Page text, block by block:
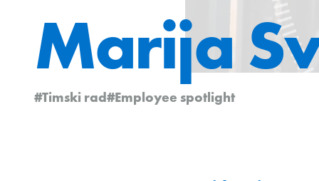
Marija
#Timski rad#Employee spotlight